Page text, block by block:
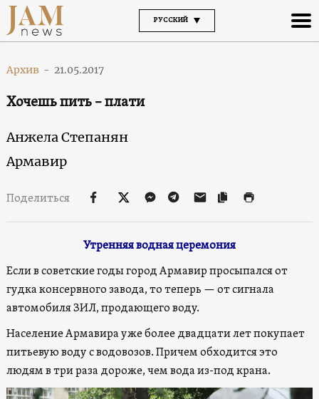
РУССКИЙ
Архив - 21.05.2017
Хочешь пить – плати
Анжела Степанян
Армавир
Поделиться
Утренняя водная церемония
Если в советские годы город Армавир просыпался от
гудка консервного завода, то теперь — от сигнала
автомобиля ЗИЛ, продающего воду.
Население Армавира уже более двадцати лет покупает
питьевую воду с водовозов. Причем обходится это
людям в три раза дороже, чем вода из-под крана.